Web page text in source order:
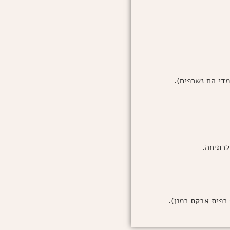
הם נשרפים).
כפית אבקת כמון).